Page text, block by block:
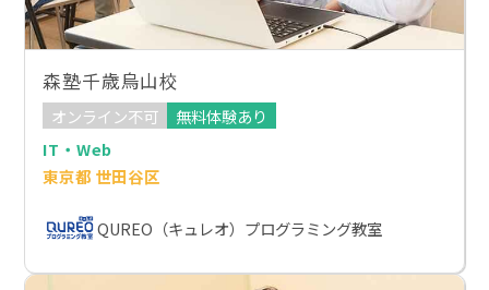
森塾千歳烏山校
オンライン不可
無料体験あり
IT・Web
東京都 世田谷区
QUREO（キュレオ）プログラミング教室